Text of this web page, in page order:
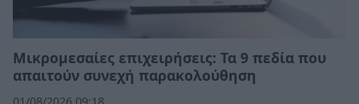
Μικρομεσαίες επιχειρήσεις: Τα 9 πεδία που
απαιτούν συνεχή παρακολούθηση